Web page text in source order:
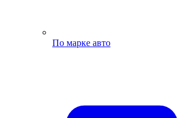
По марке авто